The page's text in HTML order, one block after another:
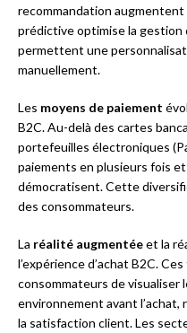
recommandation augmentent
prédictive optimise la
permettent une
manuellement.
Les moyens de paiement
B2C. Au-delà des cartes
portefeuilles électroniques
paiements en plusieurs fois
démocratisent. Cette
des consommateurs.
La réalité augmentéeet la
l’expérience d’achat B2C.
consommateurs de visualiser
environnement avant
la satisfaction client. Les